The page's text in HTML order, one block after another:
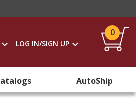
LOG IN/SIGN UP
0
AutoShip